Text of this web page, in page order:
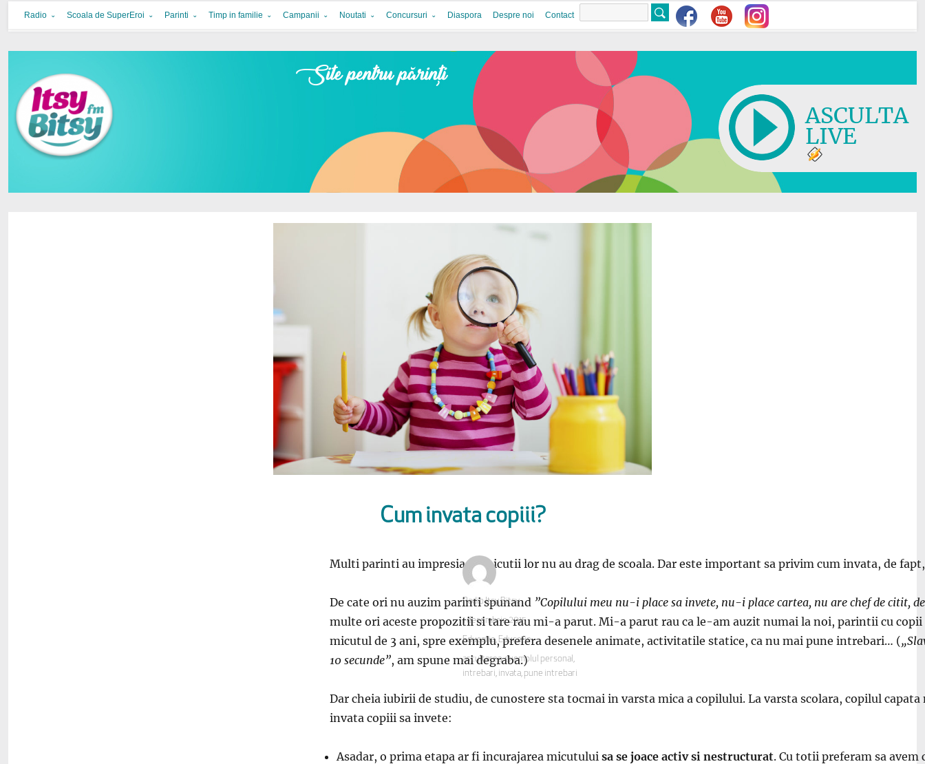
Itsy Bitsy
bucurie in familie
Radio Scoala de SuperEroi Parinti Timp in familie Campanii Noutati Concursuri Diaspora Despre noi Contact
ASCULTA
LIVE
Cum invata copiii?
Multi parinti au impresia ca micutii lor nu au drag de scoala. Dar este important sa privim cum invata, de
De cate ori nu auzim parinti spunand ”Copilului meu nu-i place sa invete, nu-i place cartea, nu are chef de citit,
multe ori aceste propozitii si tare rau mi-a parut. Mi-a parut rau ca le-am auzit numai la noi, parintii cu copii
micutul de 3 ani, spre exemplu, prefera desenele animate, activitatile statice, ca nu mai pune intrebari… (
10 secunde”, am spune mai degraba.)
Dar cheia iubirii de studiu, de cunostere sta tocmai in varsta mica a copilului. La varsta scolara, copilul
invata copiii sa invete:
Asadar, o prima etapa ar fi incurajarea micutului sa se joace activ si nestructurat. Cu totii preferam sa avem
Autor
Radio Itsy Bitsy
Publicat
pe
1 decembrie 2015
Categorii
Educatie, Educatie
Etichete
ascultarea,exemplul personal ,
intrebari, invata, pune intrebari